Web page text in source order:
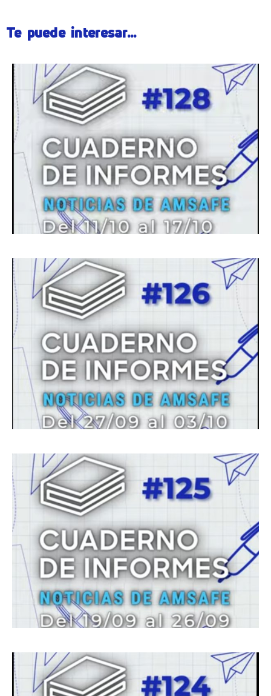
Te puede interesar...